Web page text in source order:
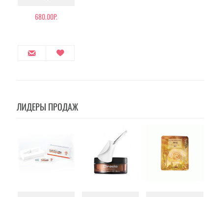
680.00Р.
ЛИДЕРЫ ПРОДАЖ